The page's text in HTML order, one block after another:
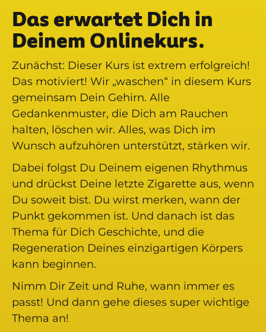
Das erwartet Dich in
Deinem Onlinekurs.
Zunächst: Dieser Kurs ist extrem erfolgreich!
Das motiviert! Wir „waschen“ in diesem Kurs
gemeinsam Dein Gehirn. Alle
Gedankenmuster, die Dich am Rauchen
halten, löschen wir. Alles, was Dich im
Wunsch aufzuhören unterstützt, stärken wir.
Dabei folgst Du Deinem eigenen Rhythmus
und drückst Deine letzte Zigarette aus, wenn
Du soweit bist. Du wirst merken, wann der
Punkt gekommen ist. Und danach ist das
Thema für Dich Geschichte, und die
Regeneration Deines einzigartigen Körpers
kann beginnen.
Nimm Dir Zeit und Ruhe, wann immer es
passt! Und dann gehe dieses super wichtige
Thema an!